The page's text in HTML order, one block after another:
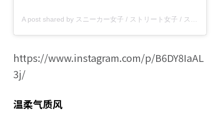
A post shared by スニーカー女子 / ストリート女子 / スニジョ (@sneaker_zyoshi)
https://www.instagram.com/p/B6DY8IaAL
3j/
温柔气质风